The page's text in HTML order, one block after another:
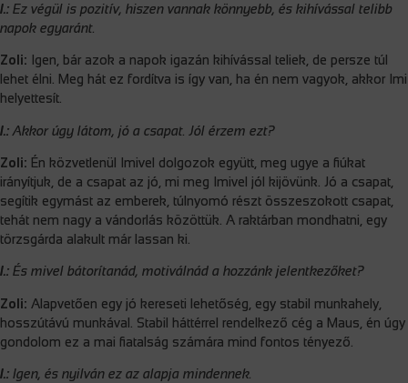
I.: Ez végül is pozitív, hiszen vannak könnyebb, és kihívással telibb
napok egyaránt.
Zoli: Igen, bár azok a napok igazán kihívással teliek, de persze túl
lehet élni. Meg hát ez fordítva is így van, ha én nem vagyok, akkor Imi
helyettesít.
I.: Akkor úgy látom, jó a csapat. Jól érzem ezt?
Zoli: Én közvetlenül Imivel dolgozok együtt, meg ugye a fiúkat
irányítjuk, de a csapat az jó, mi meg Imivel jól kijövünk. Jó a csapat,
segítik egymást az emberek, túlnyomó részt összeszokott csapat,
tehát nem nagy a vándorlás közöttük. A raktárban mondhatni, egy
törzsgárda alakult már lassan ki.
I.: És mivel bátorítanád, motiválnád a hozzánk jelentkezőket?
Zoli: Alapvetően egy jó kereseti lehetőség, egy stabil munkahely,
hosszútávú munkával. Stabil háttérrel rendelkező cég a Maus, én úgy
gondolom ez a mai fiatalság számára mind fontos tényező.
I.: Igen, és nyilván ez az alapja mindennek.